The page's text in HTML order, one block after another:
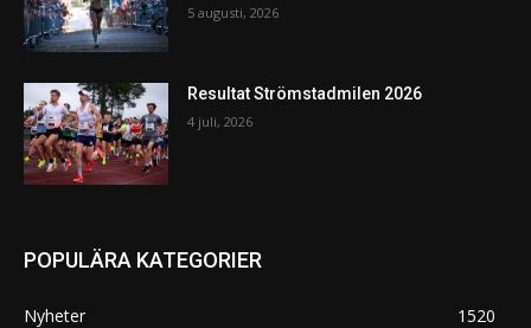
5 augusti, 2026
Resultat Strömstadmilen 2026
4 juli, 2026
POPULÄRA KATEGORIER
Nyheter
1520